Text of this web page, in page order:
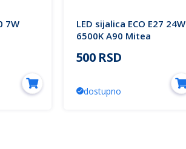
7W
LED sijalica ECO E27 24W
6500K A90 Mitea
500 RSD
dostupno